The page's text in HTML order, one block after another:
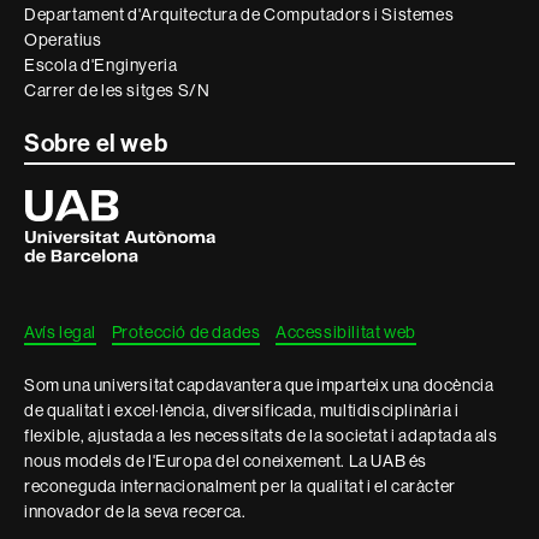
Departament d'Arquitectura de Computadors i Sistemes
Operatius
Escola d'Enginyeria
Carrer de les sitges S/N
Sobre el web
Universitat
Autònoma
de
Barcelona
Avís legal Protecció de dades Accessibilitat web
Som una universitat capdavantera que imparteix una docència
de qualitat i excel·lència, diversificada, multidisciplinària i
flexible, ajustada a les necessitats de la societat i adaptada als
nous models de l'Europa del coneixement. La UAB és
reconeguda internacionalment per la qualitat i el caràcter
innovador de la seva recerca.